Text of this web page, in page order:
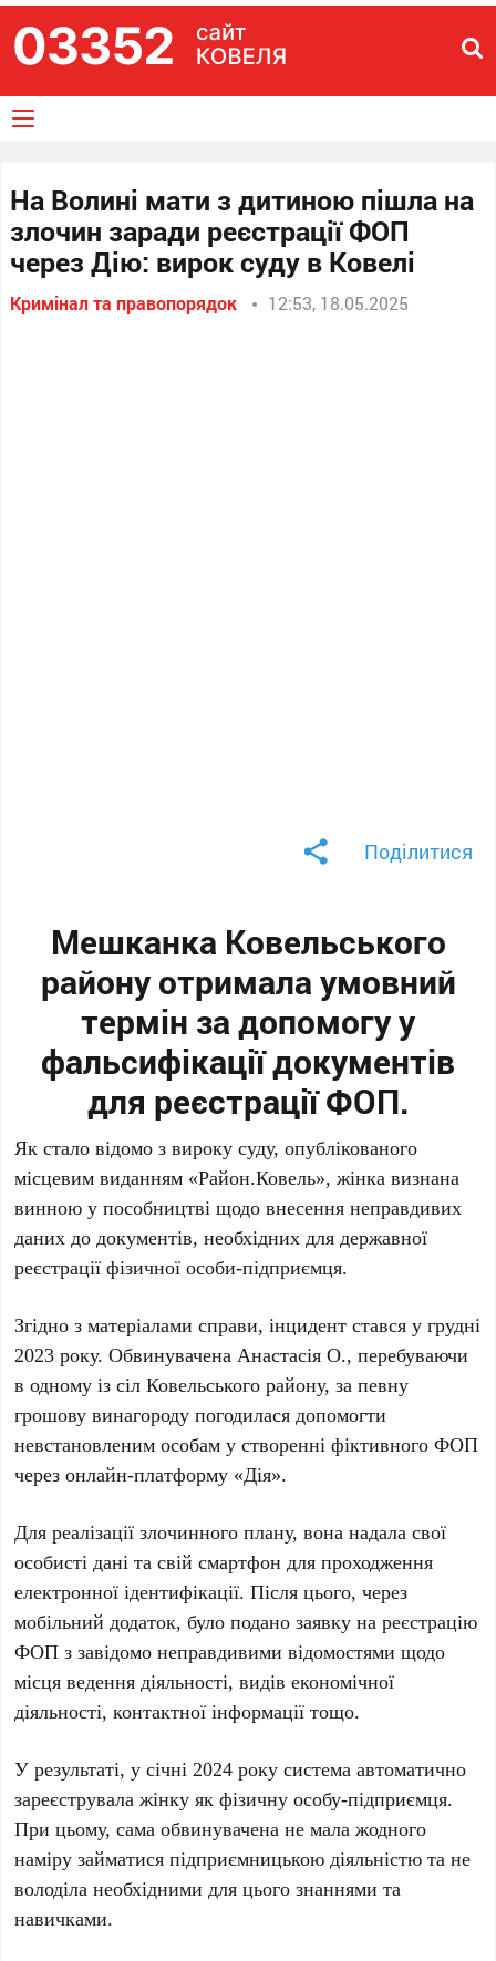
На Волині мати з дитиною пішла на
злочин заради реєстрації ФОП
через Дію: вирок суду в Ковелі
Кримінал та правопорядок 12:53, 18.05.2025
Поділитися
Мешканка Ковельського
району отримала умовний
термін за допомогу у
фальсифікації документів
для реєстрації ФОП.
Як стало відомо з вироку суду, опублікованого
місцевим виданням «Район.Ковель», жінка визнана
винною у пособництві щодо внесення неправдивих
даних до документів, необхідних для державної
реєстрації фізичної особи-підприємця.
Згідно з матеріалами справи, інцидент стався у грудні
2023 року. Обвинувачена Анастасія О., перебуваючи
в одному із сіл Ковельського району, за певну
грошову винагороду погодилася допомогти
невстановленим особам у створенні фіктивного ФОП
через онлайн-платформу «Дія».
Для реалізації злочинного плану, вона надала свої
особисті дані та свій смартфон для проходження
електронної ідентифікації. Після цього, через
мобільний додаток, було подано заявку на реєстрацію
ФОП з завідомо неправдивими відомостями щодо
місця ведення діяльності, видів економічної
діяльності, контактної інформації тощо.
У результаті, у січні 2024 року система автоматично
зареєструвала жінку як фізичну особу-підприємця.
При цьому, сама обвинувачена не мала жодного
наміру займатися підприємницькою діяльністю та не
володіла необхідними для цього знаннями та
навичками.